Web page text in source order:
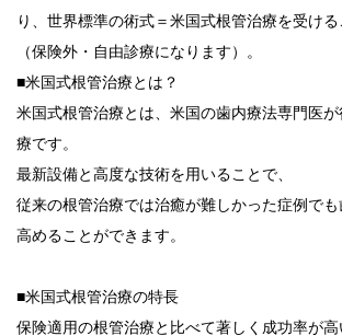
り、世界標準の術式＝米国式根管治療を受け
（保険外・自由診療になります）。
■米国式根管治療とは？
米国式根管治療とは、米国の歯内療法専門医
療です。
最新設備と高度な技術を用いることで、
従来の根管治療では治癒が難しかった症例で
高めることができます。
■米国式根管治療の特長
保険適用の根管治療と比べて著しく成功率が高